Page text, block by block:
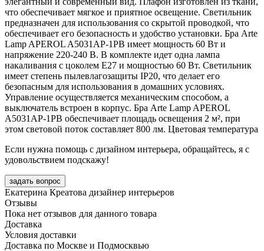
что обеспечивает мягкое и приятное освещение. Светильник
предназначен для использования со скрытой проводкой, что
обеспечивает его безопасность и удобство установки. Бра Arte
Lamp APEROL A5031AP-1PB имеет мощность 60 Вт и
напряжение 220-240 В. В комплекте идет одна лампа
накаливания с цоколем E27 и мощностью 60 Вт. Светильник
имеет степень пылевлагозащиты IP20, что делает его
безопасным для использования в домашних условиях.
Управление осуществляется механическим способом, а
выключатель встроен в корпус. Бра Arte Lamp APEROL
A5031AP-1PB обеспечивает площадь освещения 2 м², при
этом световой поток составляет 800 лм. Цветовая температура
Если нужна помощь с дизайном интерьера, обращайтесь, я с
удовольствием подскажу!
задать вопрос
Екатерина Креатова дизайнер интерьеров
Отзывы
Пока нет отзывов для данного товара
Доставка
Условия доставки
Доставка по Москве и Подмосквью